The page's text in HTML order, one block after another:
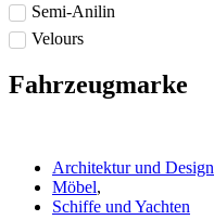
Semi-Anilin
Velours
Fahrzeugmarke
Architektur und Design
Möbel,
Schiffe und Yachten